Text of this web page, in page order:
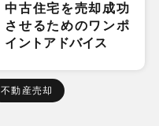
中古住宅を売却成功
させるためのワンポ
イントアドバイス
不動産売却